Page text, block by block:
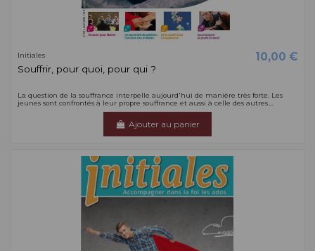
Initiales 10,00 €
Souffrir, pour quoi, pour qui ?
La question de la souffrance interpelle aujourd'hui de manière très forte. Les
jeunes sont confrontés à leur propre souffrance et aussi à celle des autres....
Ajouter au panier